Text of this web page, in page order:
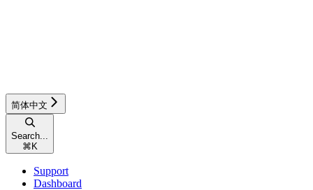
简体中文
Search...
⌘ K
Support
Dashboard